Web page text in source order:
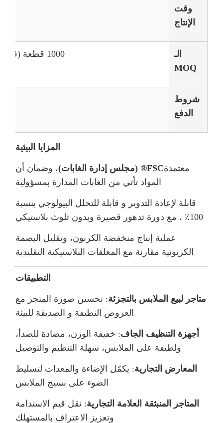
وقت
الإنتاج
الـ
MOQ
1000 قطعة (قدرة شهرية: 600000 قطعة)
شروط
الدفع
المزايا البيئية
معتمدةFSC® (مجلس إدارة الغابات)
، وضمان أن
المواد تأتي من الغابات المدارة بمسؤولية
قابلة لإعادة التدوير و قابلة للتحلل البيولوجي بنسبة
100٪ ، مع دورة تدهور قصيرة وبدون تلوث بلاستيكي
عملية إنتاج منخفضة الكربون، وتقليل البصمة
الكربونية مقارنة مع المعلقات البلاستيكية التقليدية
التطبيقات
متاجر لبيع الملابس بالتجزئة: تحسين صورة المتجر مع
العروض النظيفة و الصديقة للبيئة
أجهزة التنظيف الجاف: خفيفة الوزن، مضادة للصدأ،
ولطيفة على الملابس، سهلة التنظيم والتوصيل
المعارض التجارية: يكمّل الإضاءة والمعدات لتسليط
الضوء على نسيج الملابس
المتاجر المنبثقة العلامة التجارية: نقل قيم الاستدامة
وتعزيز الاعتراف بالمستهلك